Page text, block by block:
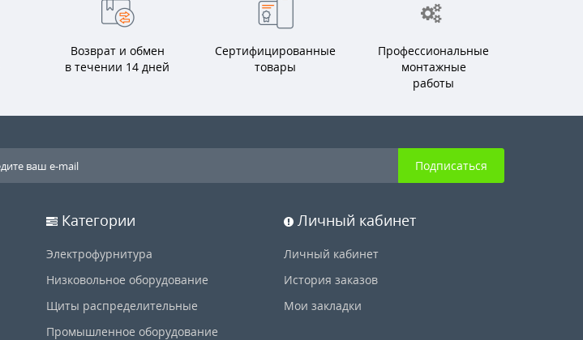
Возврат и обмен
в течении 14 дней
Сертифицированные
товары
Профессиональные
монтажные
работы
Подписаться
Категории
Электрофурнитура
Низковольное оборудование
Щиты распределительные
Промышленное оборудование
Личный кабинет
Личный кабинет
История заказов
Мои закладки